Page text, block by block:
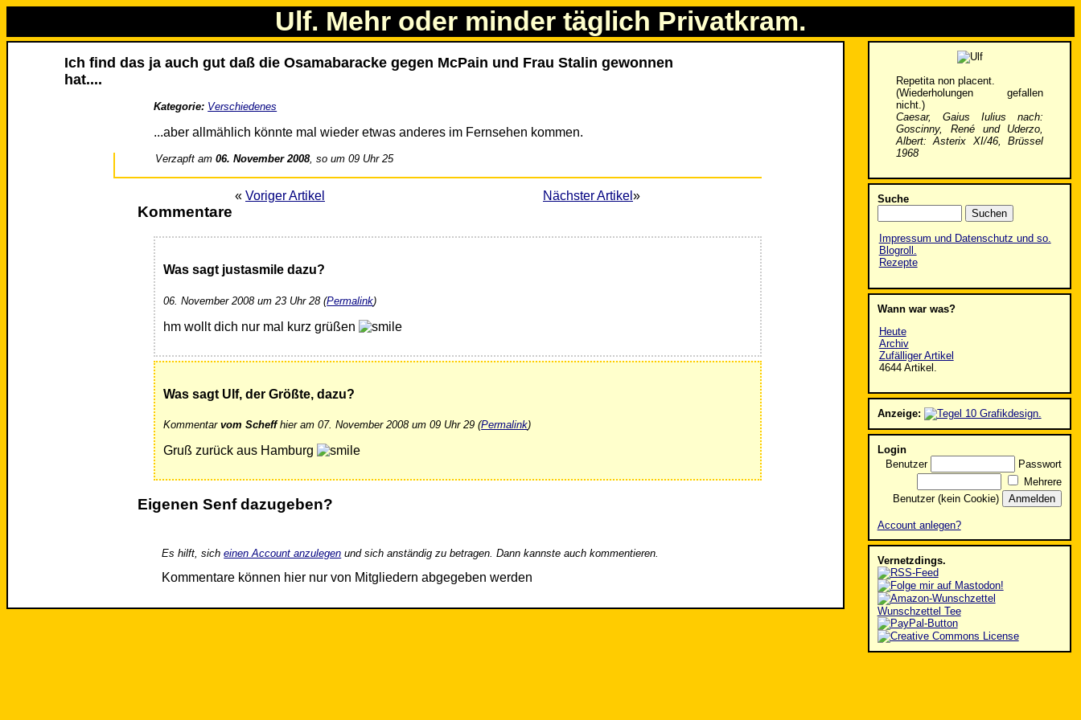
Ulf. Mehr oder minder täglich Privatkram.
Ich find das ja auch gut daß die Osamabaracke gegen McPain und Frau Stalin gewonnen
hat....
Kategorie: Verschiedenes
...aber allmählich könnte mal wieder etwas anderes im Fernsehen kommen.
Verzapft am06. November 2008, so um 09 Uhr 25
« Voriger Artikel Nächster Artikel »
Kommentare
Was sagt justasmile dazu?
06. November 2008 um 23 Uhr 28 (Permalink)
hm wollt dich nur mal kurz grüßen
Was sagt Ulf, der Größte, dazu?
Kommentarvom Scheffhier am 07. November 2008 um 09 Uhr 29 (Permalink)
Gruß zurück aus Hamburg
Eigenen Senf dazugeben?
Es hilft, sicheinen Account anzulegen und sich anständig zu betragen. Dann kannste auch kommentieren.
Kommentare können hier nur von Mitgliedern abgegeben werden
Repetita non placent.
(Wiederholungen gefallen
nicht.)
Caesar, Gaius Iulius nach:
Goscinny, René und Uderzo,
Albert: Asterix XI/46, Brüssel
1968
Suche
Impressum und Datenschutz und so.
Blogroll.
Rezepte
Wann war was?
Heute
Archiv
Zufälliger Artikel
4644 Artikel.
Anzeige:
Login
Benutzer
Passwort
Mehrere
Benutzer (kein Cookie)
Account anlegen?
Vernetzdings.
Wunschzettel Tee